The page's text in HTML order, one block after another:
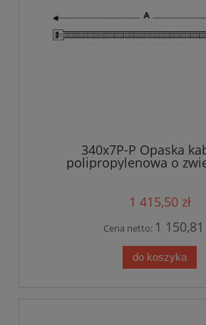
340x7P-P Opaska
polipropylenowa o
odporności na
kolor czarny op.500szt
1 415,50 zł
Cena netto: 1 150,81
do koszyka